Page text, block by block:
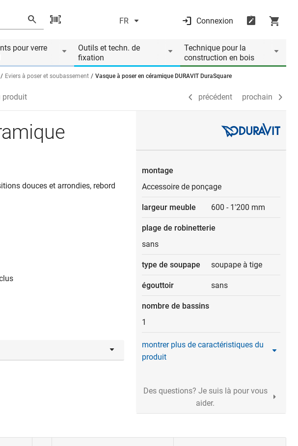
FR Connexion
pour verre
Outils et techn. de
fixation
Technique pour la
construction en bois
Eviers à poser et soubassement Vasque à poser en céramique DURAVIT DuraSquare
précédent prochain
produit précédent prochain
douces et arrondies, rebord
montage
Accessoire de ponçage
largeur meuble 600 - 1'200 mm
plage de robinetterie
sans
type de soupape soupape à tige
égouttoir sans
nombre de bassins
1
montrer plus de caractéristiques du
produit
Des questions? Je suis là pour vous
aider.